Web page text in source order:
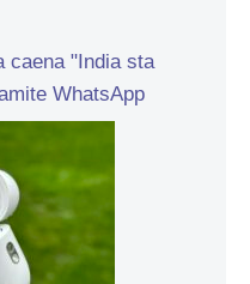
caena "India sta
WhatsApp